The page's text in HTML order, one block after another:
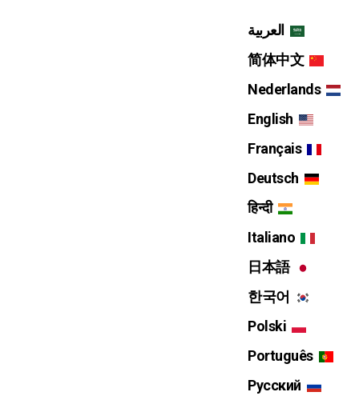
العربية
简体中文
Nederlands
English
Français
Deutsch
हिन्दी
Italiano
日本語
한국어
Polski
Português
Русский